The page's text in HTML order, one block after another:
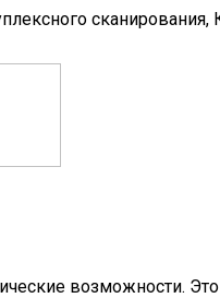
сканирования,
возможности. Это